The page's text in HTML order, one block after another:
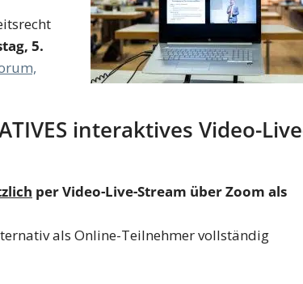
5.
interaktives Video-
per Video-Live-Stream über Zoom als
als Online-Teilnehmer vollständig